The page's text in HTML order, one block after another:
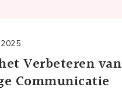
Verbeteren van
Communicatie